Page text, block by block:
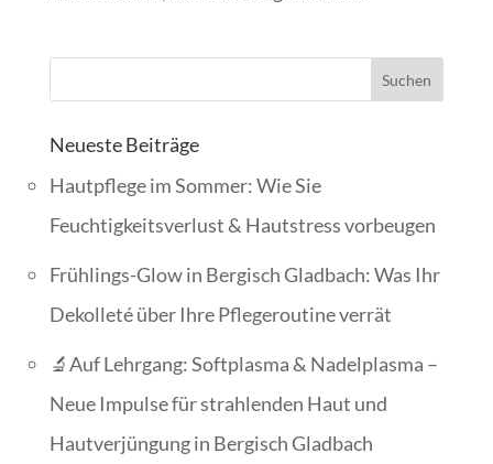
Neueste Beiträge
Hautpflege im Sommer: Wie Sie
Feuchtigkeitsverlust & Hautstress vorbeugen
Frühlings-Glow in Bergisch Gladbach: Was Ihr
Dekolleté über Ihre Pflegeroutine verrät
🔬Auf Lehrgang: Softplasma & Nadelplasma –
Neue Impulse für strahlenden Haut und
Hautverjüngung in Bergisch Gladbach